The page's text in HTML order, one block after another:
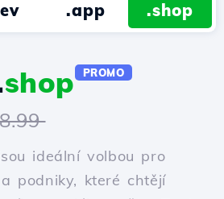
.app .shop
shop PROMO
ideální volbou pro
podniky, které chtějí